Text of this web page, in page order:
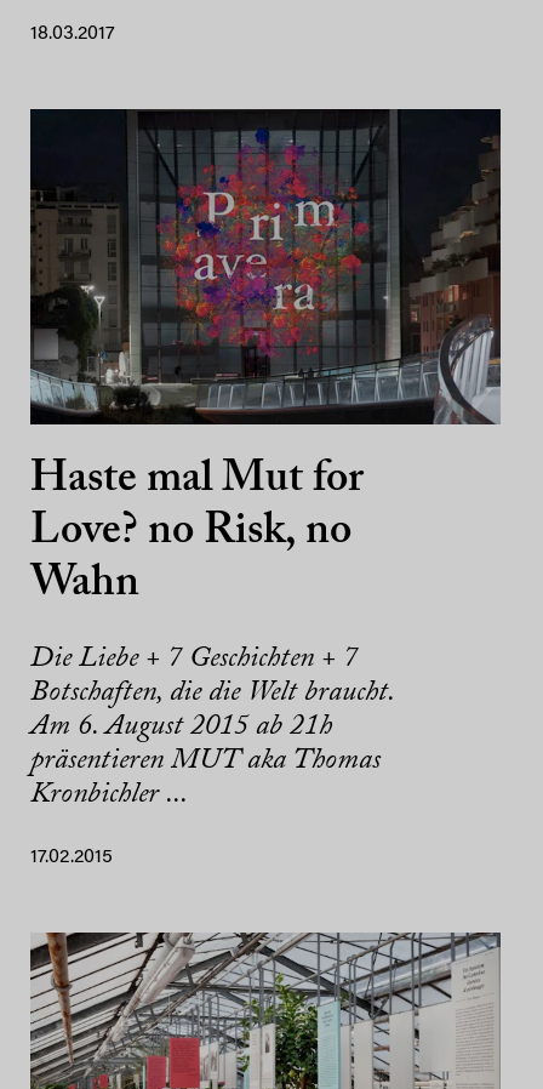
18.03.2017
Haste mal Mut for
Love? no Risk, no
Wahn
Die Liebe + 7 Geschichten + 7
Botschaften, die die Welt braucht.
Am 6. August 2015 ab 21h
präsentieren MUT aka Thomas
Kronbichler ...
17.02.2015